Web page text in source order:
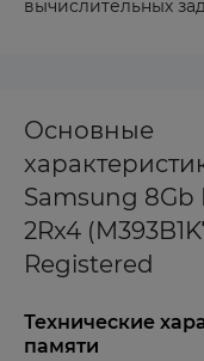
вычислительных
Основные
Samsung 8Gb
2Rx4
Registered
Технические
памяти